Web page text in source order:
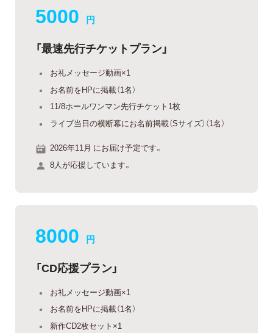
5000 円
「最速先行チケットプラン」
お礼メッセージ動画×1
お名前をHPに掲載（1名）
11/8ホールワンマン先行チケット1枚
ライブ当日の横断幕にお名前掲載（Sサイズ）（1名）
2026年11月 にお届け予定です。
8人が応援しています。
8000 円
「CD応援プラン」
お礼メッセージ動画×1
お名前をHPに掲載（1名）
新作CD2枚セット×1